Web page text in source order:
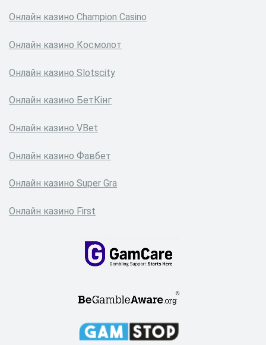
Онлайн казино Сhampion Сasino
Онлайн казино Космолот
Онлайн казино Slotscity
Онлайн казино БетКінг
Онлайн казино VBet
Онлайн казино Фавбет
Онлайн казино Super Gra
Онлайн казино First